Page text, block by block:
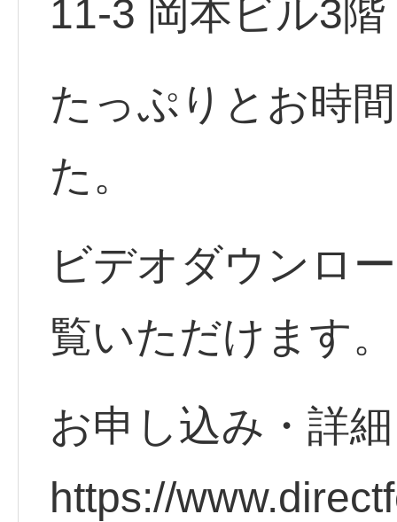
11-3 岡本ビル3階
たっぷりとお時
た。
ビデオダウンロ
覧いただけます。
お申し込み・
https://